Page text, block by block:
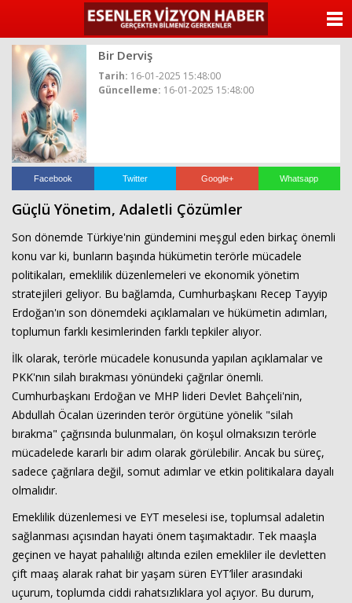
Bir Derviş
Tarih: 16-01-2025 15:48:00
Güncelleme: 16-01-2025 15:48:00
Facebook Twitter Google+ Whatsapp
Güçlü Yönetim, Adaletli Çözümler
Son dönemde Türkiye'nin gündemini meşgul eden birkaç önemli
konu var ki, bunların başında hükümetin terörle mücadele
politikaları, emeklilik düzenlemeleri ve ekonomik yönetim
stratejileri geliyor. Bu bağlamda, Cumhurbaşkanı Recep Tayyip
Erdoğan'ın son dönemdeki açıklamaları ve hükümetin adımları,
toplumun farklı kesimlerinden farklı tepkiler alıyor.
İlk olarak, terörle mücadele konusunda yapılan açıklamalar ve
PKK'nın silah bırakması yönündeki çağrılar önemli.
Cumhurbaşkanı Erdoğan ve MHP lideri Devlet Bahçeli'nin,
Abdullah Öcalan üzerinden terör örgütüne yönelik "silah
bırakma" çağrısında bulunmaları, ön koşul olmaksızın terörle
mücadelede kararlı bir adım olarak görülebilir. Ancak bu süreç,
sadece çağrılara değil, somut adımlar ve etkin politikalara dayalı
olmalıdır.
Emeklilik düzenlemesi ve EYT meselesi ise, toplumsal adaletin
sağlanması açısından hayati önem taşımaktadır. Tek maaşla
geçinen ve hayat pahalılığı altında ezilen emekliler ile devletten
çift maaş alarak rahat bir yaşam süren EYT’liler arasındaki
uçurum, toplumda ciddi rahatsızlıklara yol açıyor. Bu durum,
ANASAYFA
YAZARLAR
VİDEO GALERİ